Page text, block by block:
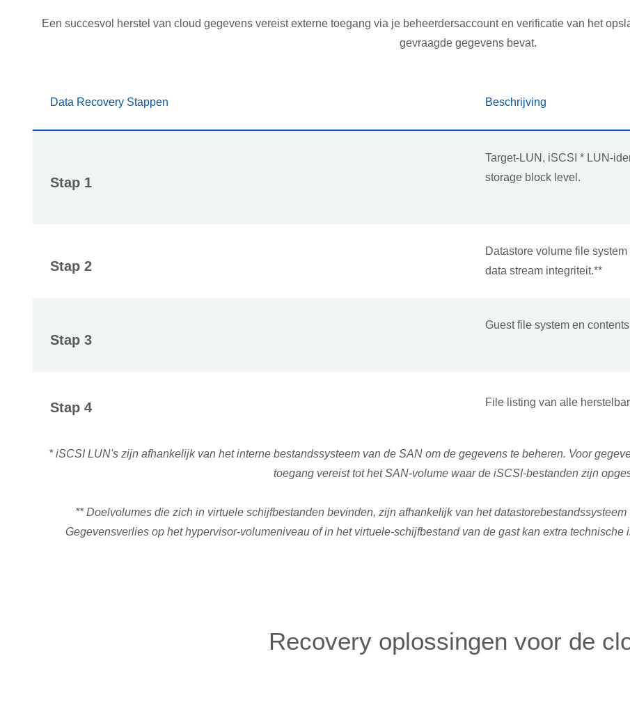
Een succesvol herstel van cloud gegevens vereist externe toegang via je beheerdersaccount en verificatie van het
gevraagde gegevens bevat.
Data Recovery Stappen Beschrijving
Stap 1
Target-LUN, iSCSI * LUN-
storage block level.
Stap 2
Datastore volume file
data stream integriteit.**
Stap 3
Guest file system en
Stap 4 File listing van alle
* iSCSI LUN's zijn afhankelijk van het interne bestandssysteem van de SAN om de gegevens te beheren. Voor
toegang vereist tot het SAN-volume waar de iSCSI-bestanden zijn
** Doelvolumes die zich in virtuele schijfbestanden bevinden, zijn afhankelijk van het
Gegevensverlies op het hypervisor-volumeniveau of in het virtuele-schijfbestand van de gast kan extra
Recovery oplossingen voor de